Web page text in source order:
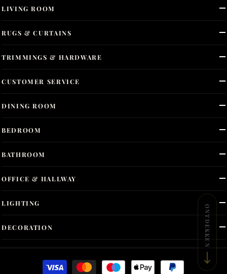
LIVING ROOM
DINING ROOM
BEDROOM
BATHROOM
OFFICE & HALLWAY
LIGHTING
DECORATION
RUGS & CURTAINS
TRIMMINGS & HARDWARE
CUSTOMER SERVICE
ONTDEKKEN